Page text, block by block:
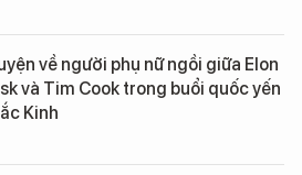
về người phụ nữ ngồi giữa Elon
và Tim Cook trong buổi quốc yến
Kinh